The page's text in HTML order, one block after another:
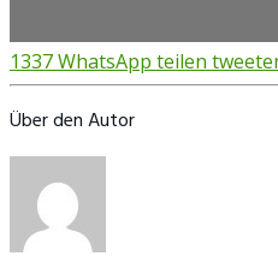
1337WhatsApp teilen
Über den Autor